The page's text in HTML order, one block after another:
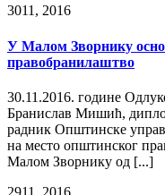
3011, 2016
У Малом Зворнику
правобранилаштво
30.11.2016. године
Бранислав Мишић,
радник Општинске
на место општинског
Малом Зворнику од [...]
2911, 2016